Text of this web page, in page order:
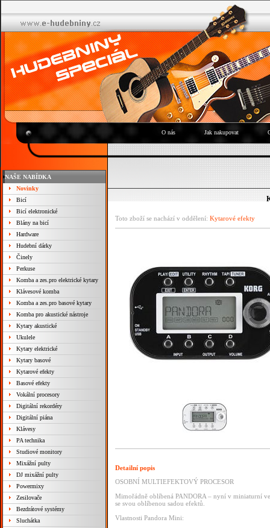
O nás Jak nakupovat
NAŠE NABÍDKA
Novinky
Bicí
Bicí elektronické
Blány na bicí
Hardware
Hudební dárky
Činely
Perkuse
Komba a zes.pro elektrické kytary
Klávesové komba
Komba a zes.pro basové kytary
Komba pro akustické nástroje
Kytary akustické
Ukulele
Kytary elektrické
Kytary basové
Kytarové efekty
Basové efekty
Vokální procesory
Digitální rekordéry
Digitální piána
Klávesy
PA technika
Studiové monitory
Mixážní pulty
DJ mixážní pulty
Powermixy
Zesilovače
Bezdrátové systémy
Sluchátka
Toto zboží se nachází v oddělení: Kytarové efekty
Detailní popis
OSOBNÍ MULTIEFEKTOVÝ PROCESOR
Mimořádně oblíbená PANDORA – nyní v miniaturní
se svou oblíbenou sadou efektů.
Vlastnosti Pandora Mini: